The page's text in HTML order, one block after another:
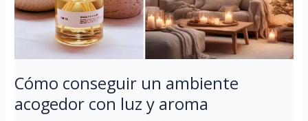
Cómo conseguir un ambiente
acogedor con luz y aroma
y
aroma